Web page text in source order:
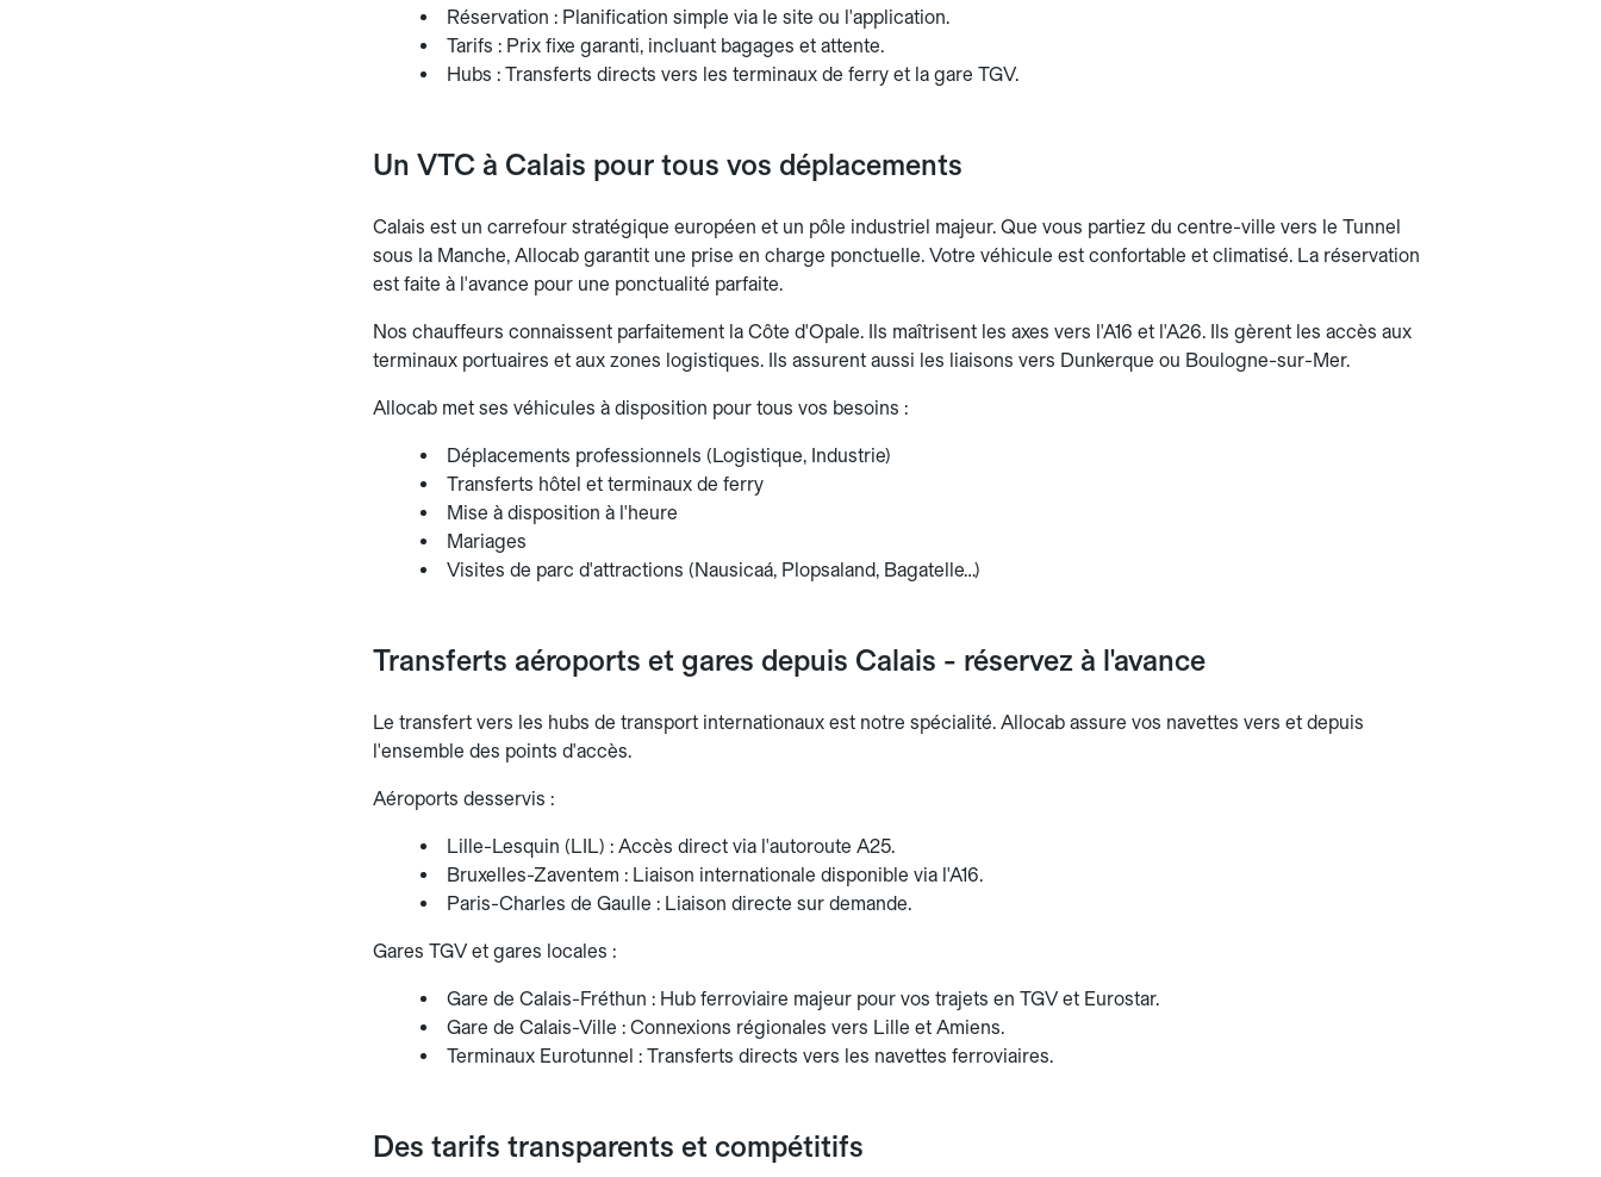
Réservation : Planification simple via le site ou l'application.
Tarifs : Prix fixe garanti, incluant bagages et attente.
Hubs : Transferts directs vers les terminaux de ferry et la gare TGV.
Un VTC à Calais pour tous vos déplacements
Calais est un carrefour stratégique européen et un pôle industriel majeur. Que vous partiez du centre-ville vers le Tunnel
sous la Manche, Allocab garantit une prise en charge ponctuelle. Votre véhicule est confortable et climatisé. La réservation
est faite à l'avance pour une ponctualité parfaite.
Nos chauffeurs connaissent parfaitement la Côte d'Opale. Ils maîtrisent les axes vers l'A16 et l'A26. Ils gèrent les accès aux
terminaux portuaires et aux zones logistiques. Ils assurent aussi les liaisons vers Dunkerque ou Boulogne-sur-Mer.
Allocab met ses véhicules à disposition pour tous vos besoins :
Déplacements professionnels (Logistique, Industrie)
Transferts hôtel et terminaux de ferry
Mise à disposition à l'heure
Mariages
Visites de parc d'attractions (Nausicaá, Plopsaland, Bagatelle…)
Transferts aéroports et gares depuis Calais - réservez à l'avance
Le transfert vers les hubs de transport internationaux est notre spécialité. Allocab assure vos navettes vers et depuis
l'ensemble des points d'accès.
Aéroports desservis :
Lille-Lesquin (LIL) : Accès direct via l'autoroute A25.
Bruxelles-Zaventem : Liaison internationale disponible via l'A16.
Paris-Charles de Gaulle : Liaison directe sur demande.
Gares TGV et gares locales :
Gare de Calais-Fréthun : Hub ferroviaire majeur pour vos trajets en TGV et Eurostar.
Gare de Calais-Ville : Connexions régionales vers Lille et Amiens.
Terminaux Eurotunnel : Transferts directs vers les navettes ferroviaires.
Des tarifs transparents et compétitifs